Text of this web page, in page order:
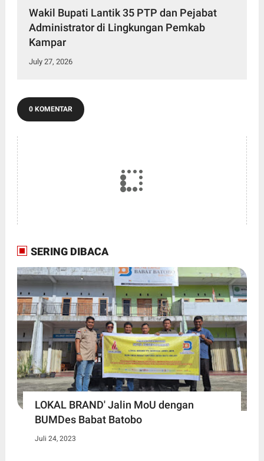
Wakil Bupati Lantik 35 PTP dan Pejabat
Administrator di Lingkungan Pemkab
Kampar
July 27, 2026
0 KOMENTAR
SERING DIBACA
LOKAL BRAND' Jalin MoU dengan
BUMDes Babat Batobo
Juli 24, 2023